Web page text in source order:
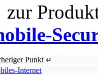
zur
Punkt
Internet